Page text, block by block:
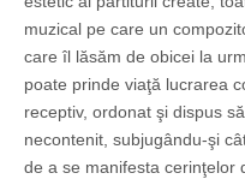
muzical pe care un
care îl lăsăm de obicei la
poate prinde viaţă lucrarea
receptiv, ordonat şi dispus
necontenit, subjugându-şi
de a se manifesta cerinţelor